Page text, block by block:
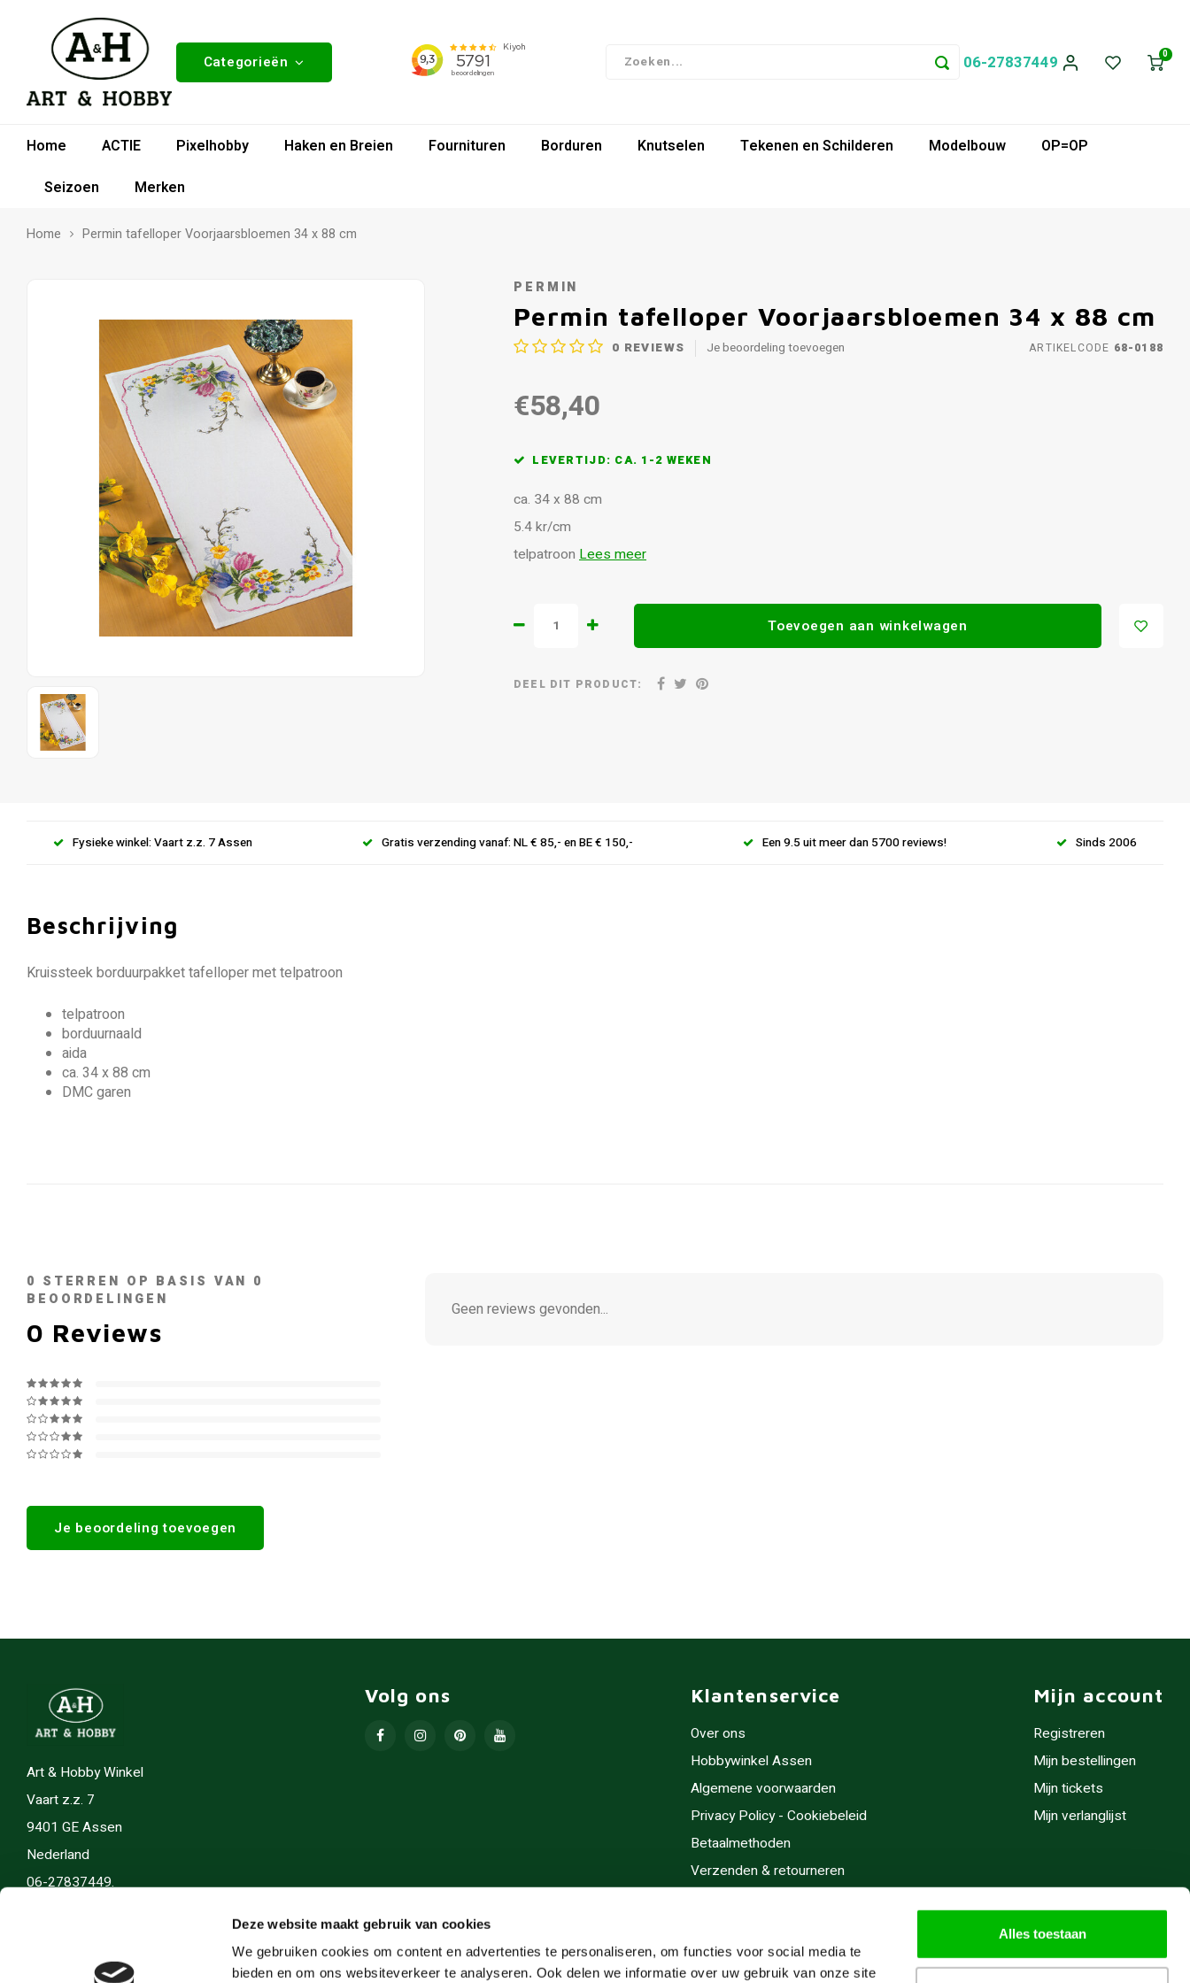
Deze website maakt gebruik van cookies
We gebruiken cookies om content en advertenties te personaliseren, om functies voor social media te
bieden en om ons websiteverkeer te analyseren. Ook delen we informatie over uw gebruik van onze site
Alles toestaan
Categorieën 06-27837449 0
Home ACTIE Pixelhobby Haken en Breien Fournituren Borduren Knutselen Tekenen en Schilderen Modelbouw
OP=OP
Seizoen
Merken
Home Permin tafelloper Voorjaarsbloemen 34 x 88 cm
PERMIN
Permin tafelloper Voorjaarsbloemen 34 x 88 cm
0 REVIEWS Je beoordeling toevoegen ARTIKELCODE 68-0188
€58,40
LEVERTIJD: CA. 1-2 WEKEN
ca. 34 x 88 cm
5.4 kr/cm
telpatroon Lees meer
Toevoegen aan winkelwagen
DEEL DIT PRODUCT:
Fysieke winkel: Vaart z.z. 7 Assen Gratis verzending vanaf: NL € 85,- en BE € 150,- Een 9.5 uit meer dan 5700 reviews! Sinds 2006
Beschrijving
Kruissteek borduurpakket tafelloper met telpatroon
telpatroon
borduurnaald
aida
ca. 34 x 88 cm
DMC garen
0 STERREN OP BASIS VAN 0
BEOORDELINGEN
0 Reviews
Je beoordeling toevoegen
Geen reviews gevonden...
Art & Hobby Winkel
Vaart z.z. 7
9401 GE Assen
Nederland
06-27837449.
Volg ons Klantenservice
Over ons
Hobbywinkel Assen
Algemene voorwaarden
Privacy Policy - Cookiebeleid
Betaalmethoden
Verzenden & retourneren
Cadeaubonnen
Mijn account
Registreren
Mijn bestellingen
Mijn tickets
Mijn verlanglijst